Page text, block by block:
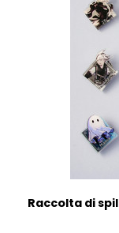
Raccolta di